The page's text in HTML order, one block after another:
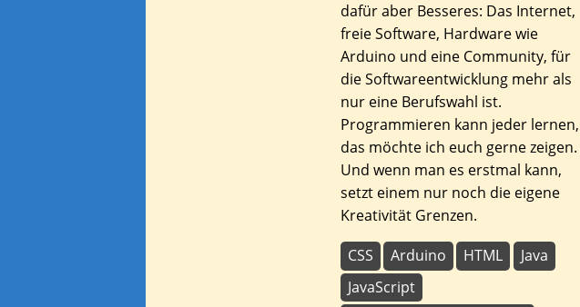
dafür aber Besseres: Das Internet,
freie Software, Hardware wie
Arduino und eine Community, für
die Softwareentwicklung mehr als
nur eine Berufswahl ist.
Programmieren kann jeder lernen,
das möchte ich euch gerne zeigen.
Und wenn man es erstmal kann,
setzt einem nur noch die eigene
Kreativität Grenzen.
CSS Arduino HTML
Java
JavaScript